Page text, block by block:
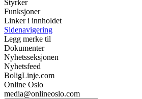
Styrker
Funksjoner
Linker i innholdet
Sidenavigering
Legg merke til
Dokumenter
Nyhetsseksjonen
Nyhetsfeed
BoligLinje.com
Online Oslo
media@onlineoslo.com